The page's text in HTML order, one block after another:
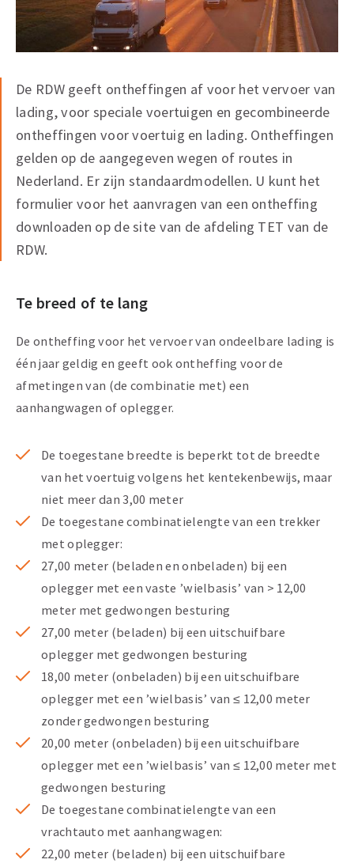
De RDW geeft ontheffingen af voor het vervoer van
lading, voor speciale voertuigen en gecombineerde
ontheffingen voor voertuig en lading. Ontheffingen
gelden op de aangegeven wegen of routes in
Nederland. Er zijn standaardmodellen. U kunt het
formulier voor het aanvragen van een ontheffing
downloaden op de site van de afdeling TET van de
RDW.
Te breed of te lang
De ontheffing voor het vervoer van ondeelbare lading is
één jaar geldig en geeft ook ontheffing voor de
afmetingen van (de combinatie met) een
aanhangwagen of oplegger.
De toegestane breedte is beperkt tot de breedte
van het voertuig volgens het kentekenbewijs, maar
niet meer dan 3,00 meter
De toegestane combinatielengte van een trekker
met oplegger:
27,00 meter (beladen en onbeladen) bij een
oplegger met een vaste ’wielbasis’ van > 12,00
meter met gedwongen besturing
27,00 meter (beladen) bij een uitschuifbare
oplegger met gedwongen besturing
18,00 meter (onbeladen) bij een uitschuifbare
oplegger met een ’wielbasis’ van ≤ 12,00 meter
zonder gedwongen besturing
20,00 meter (onbeladen) bij een uitschuifbare
oplegger met een ’wielbasis’ van ≤ 12,00 meter met
gedwongen besturing
De toegestane combinatielengte van een
vrachtauto met aanhangwagen:
22,00 meter (beladen) bij een uitschuifbare